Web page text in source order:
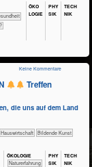
ÖKO​
LOGIE
PHY​
SIK
TECH​
NIK
Treffen
die uns auf dem Land
​Haus­wirtschaft
Bildende Kunst
ÖKO​LOGIE
​​​​​​​​​​​​​Naturerfahrung
PHY​
SIK
TECH​
NIK
Keine Kommentare